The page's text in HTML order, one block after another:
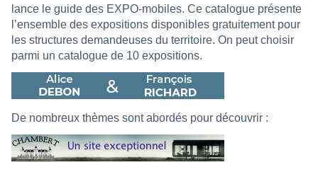
lance le guide des EXPO-mobiles. Ce catalogue présente
l’ensemble des expositions disponibles gratuitement pour
les structures demandeuses du territoire. On peut choisir
parmi un catalogue de 10 expositions.
De nombreux thèmes sont abordés pour découvrir :